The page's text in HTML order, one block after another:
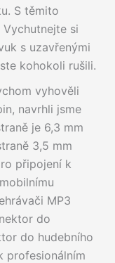
S těmito
si
s uzavřenými
kohokoli rušili.
vyhověli
navrhli jsme
je 6,3 mm
3,5 mm
připojení k
MP3
do
do hudebního
profesionálním